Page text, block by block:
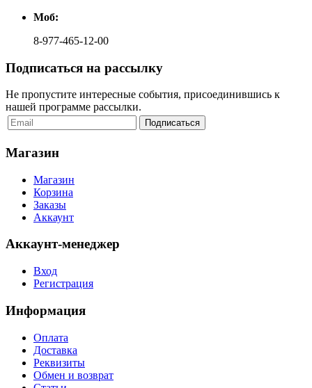
Моб:
8-977-465-12-00
Подписаться на рассылку
Не пропустите интересные события, присоединившись к
нашей программе рассылки.
Магазин
Магазин
Корзина
Заказы
Аккаунт
Аккаунт-менеджер
Вход
Регистрация
Информация
Оплата
Доставка
Реквизиты
Обмен и возврат